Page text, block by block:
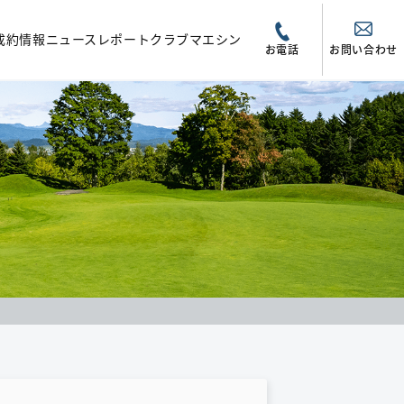
約情報ニュース レポートクラブマエシン
お電話 お問い合わせ